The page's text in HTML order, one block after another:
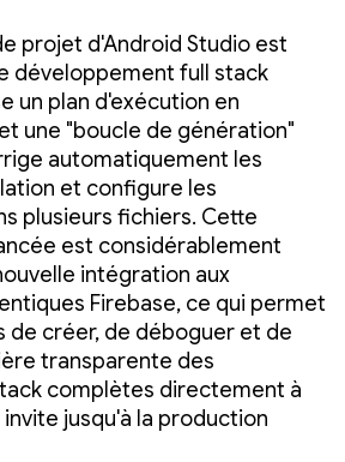
projet d'Android Studio est
développement full stack
un plan d'exécution en
une "boucle de génération"
automatiquement les
et configure les
plusieurs fichiers. Cette
est considérablement
intégration aux
Firebase, ce qui permet
de créer, de déboguer et de
transparente des
complètes directement à
jusqu'à la production